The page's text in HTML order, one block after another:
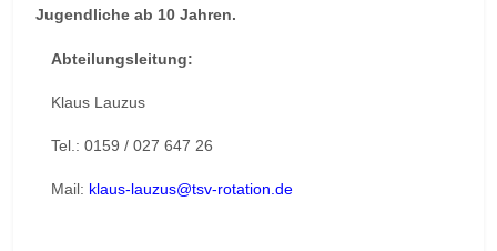
Jugendliche ab 10 Jahren.
Abteilungsleitung:
Klaus Lauzus
Tel.: 0159 / 027 647 26
Mail: klaus-lauzus@tsv-rotation.de